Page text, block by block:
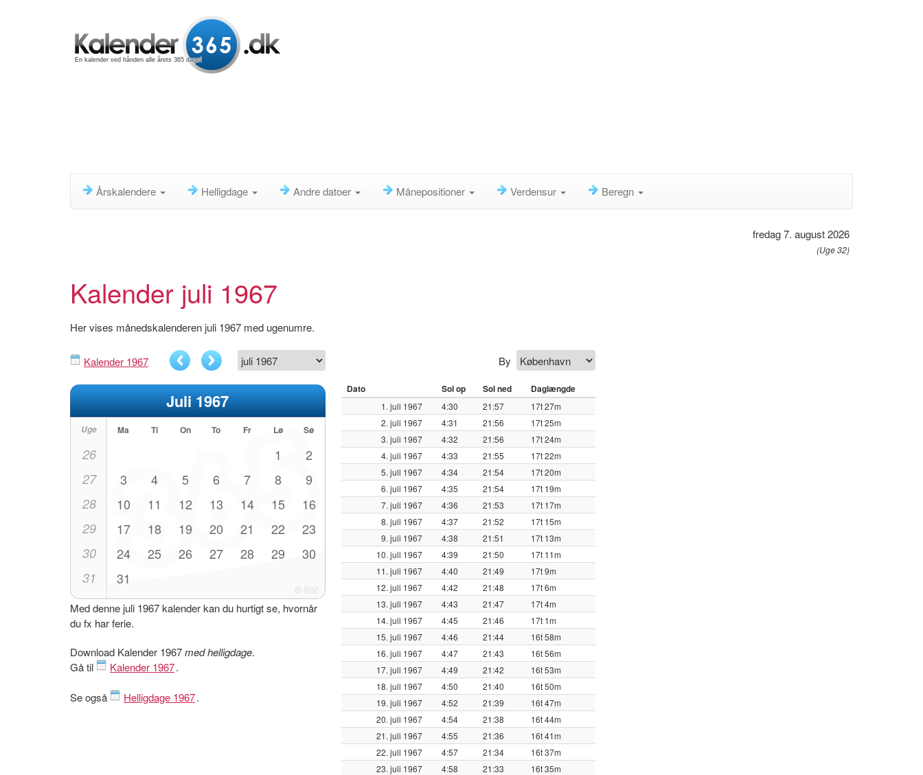
En kalender ved hånden alle årets 365 dage!
Årskalendere Helligdage Andre datoer Månepositioner Verdensur Beregn
fredag 7. august 2026
(Uge 32)
Kalender juli 1967
Her vises månedskalenderen juli 1967 med ugenumre.
Kalender 1967
Juli 1967
Uge Ma Ti On To Fr Lø Sø
26 1 2
27 3 4 5 6 7 8 9
28 10 11 12 13 14 15 16
29 17 18 19 20 21 22 23
30 24 25 26 27 28 29 30
31 31
Med denne juli 1967 kalender kan du hurtigt se, hvornår
du fx har ferie.
Download Kalender 1967med helligdage.
Gå til
Kalender 1967.
Se også Helligdage 1967.
By
Dato Sol op Sol ned Daglængde
1. juli 1967 4:30 21:57
17t 27m
2. juli 1967
4:31 21:56
17t 25m
3. juli 1967
4:32 21:56
17t 24m
4. juli 1967
4:33 21:55
17t 22m
5. juli 1967
4:34 21:54
17t 20m
6. juli 1967
4:35 21:54
17t 19m
7. juli 1967
4:36 21:53
17t 17m
8. juli 1967
4:37 21:52
17t 15m
9. juli 1967
4:38 21:51
17t 13m
10. juli 1967
4:39 21:50
17t 11m
11. juli 1967
4:40 21:49
17t 9m
12. juli 1967
4:42 21:48
17t 6m
13. juli 1967
4:43 21:47
17t 4m
14. juli 1967
4:45 21:46
17t 1m
15. juli 1967
4:46 21:44
16t 58m
16. juli 1967
4:47 21:43
16t 56m
17. juli 1967
4:49 21:42
16t 53m
18. juli 1967
4:50 21:40
16t 50m
19. juli 1967
4:52 21:39
16t 47m
20. juli 1967
4:54 21:38
16t 44m
21. juli 1967
4:55 21:36
16t 41m
22. juli 1967
4:57 21:34
16t 37m
23. juli 1967
4:58 21:33
16t 35m